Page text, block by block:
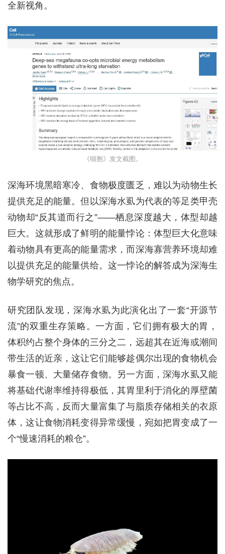
全新视角。
《细胞》发文截图。
深海环境黑暗寒冷、食物极度匮乏，难以为动物生长
提供充足的能量。但以深海水虱为代表的等足类甲壳
动物却“反其道而行之”——栖息深度越大，体型却越
巨大。这就形成了鲜明的能量悖论：体型巨大化意味
着动物具有更高的能量需求，而深海寡营养环境却难
以提供充足的能量供给。这一悖论的解答成为深海生
物学研究的焦点。
研究团队发现，深海水虱为此演化出了一套“开源节
流”的双重生存策略。一方面，它们拥有极大的胃，
体积约占整个身体的三分之二，远超其在近海或潮间
带生活的近亲，这让它们能够趁偶尔出现的食物机会
暴食一顿、大量储存食物。另一方面，深海水虱又能
将基础代谢率维持得极低，其胃里利于消化的厚壁菌
等占比不高，反而大量富集了与脂质存储相关的衣原
体，这让食物消耗变得异常缓慢，宛如把胃变成了一
个“慢速消耗的粮仓”。